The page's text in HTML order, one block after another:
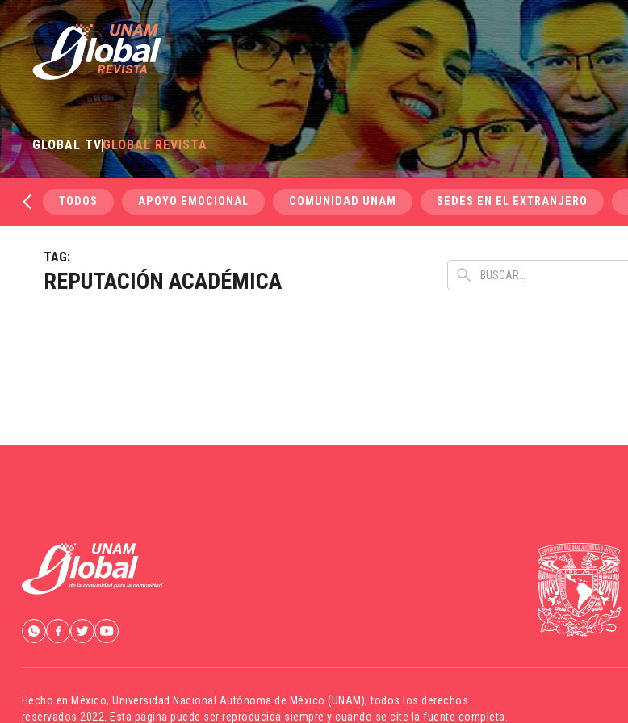
GLOBAL TVGLOBAL REVISTA
TODOS APOYO EMOCIONAL COMUNIDAD UNAM SEDES EN EL EXTRANJERO
TAG:
REPUTACIÓN ACADÉMICA
Hecho en México,Universidad Nacional Autónoma de México (UNAM), todos los derechos
reservados 2022. Esta página puede ser reproducida siempre y cuando se cite la fuente completa.